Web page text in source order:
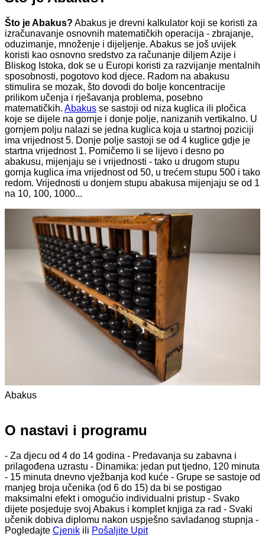
Što je Abakus? Abakus je drevni kalkulator koji se koristi za
izračunavanje osnovnih matematičkih operacija - zbrajanje,
oduzimanje, množenje i dijeljenje. Abakus se još uvijek
koristi kao osnovno sredstvo za računanje diljem Azije i
Bliskog Istoka, dok se u Europi koristi za razvijanje mentalnih
sposobnosti, pogotovo kod djece. Radom na abakusu
stimulira se mozak, što dovodi do bolje koncentracije
prilikom učenja i rješavanja problema, posebno
matematičkih. Abakus se sastoji od niza kuglica ili pločica
koje se dijele na gornje i donje polje, nanizanih vertikalno. U
gornjem polju nalazi se jedna kuglica koja u startnoj poziciji
ima vrijednost 5. Donje polje sastoji se od 4 kuglice gdje je
startna vrijednost 1. Pomičemo li se lijevo i desno po
abakusu, mijenjaju se i vrijednosti - tako u drugom stupu
gornja kuglica ima vrijednost od 50, u trećem stupu 500 i tako
redom. Vrijednosti u donjem stupu abakusa mijenjaju se od 1
na 10, 100, 1000...
Abakus
O nastavi i programu
- Za djecu od 4 do 14 godina - Predavanja su zabavna i
prilagođena uzrastu - Dinamika: jedan put tjedno, 120 minuta
- 15 minuta dnevno vježbanja kod kuće - Grupe se sastoje od
manjeg broja učenika (od 6 do 15) da bi se postigao
maksimalni efekt i omogućio individualni pristup - Svako
dijete posjeduje svoj Abakus i komplet knjiga za rad - Svaki
učenik dobiva diplomu nakon uspješno savladanog stupnja -
Pogledajte Cjenik ili Pošaljite Upit